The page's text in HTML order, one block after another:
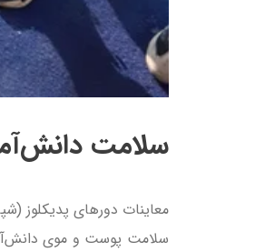
سلامت
معاینات دورهای
سلامت پوست و موی